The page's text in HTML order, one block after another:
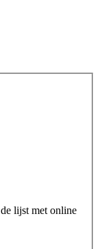
lijst met online